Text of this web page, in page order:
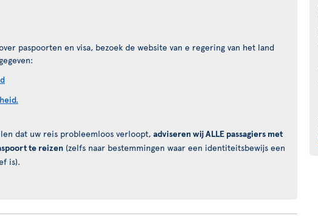
paspoorten en visa, bezoek de website van e regering van het land
dat uw reis probleemloos verloopt, adviseren wij ALLE passagiers met
te reizen (zelfs naar bestemmingen waar een identiteitsbewijs een
is).